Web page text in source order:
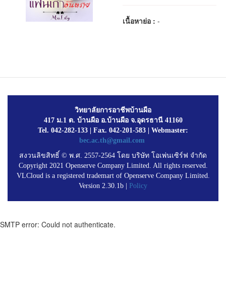
เนื้อหาย่อ :-
วิทยาลัยการอาชีพบ้านผือ
417 ม.1 ต. บ้านผือ อ.บ้านผือ จ.อุดรธานี 41160
Tel. 042-282-133 | Fax. 042-201-583 | Webmaster:
bec.ac.th@gmail.com
สงวนลิขสิทธิ์ © พ.ศ. 2557-2564 โดย บริษัท โอเพ่นเซิร์ฟ จำกัด
Copyright 2021 Openserve Company Limited. All rights reserved.
VLCloud is a registered trademart of Openserve Company Limited.
Version 2.30.1b | Policy
SMTP error: Could not authenticate.